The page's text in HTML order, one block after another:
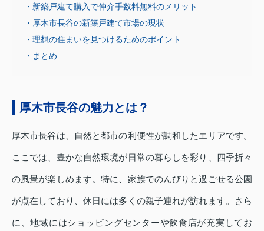
・新築戸建て購入で仲介手数料無料のメリット
・厚木市長谷の新築戸建て市場の現状
・理想の住まいを見つけるためのポイント
・まとめ
厚木市長谷の魅力とは？
厚木市長谷は、自然と都市の利便性が調和したエリアです。
ここでは、豊かな自然環境が日常の暮らしを彩り、四季折々
の風景が楽しめます。特に、家族でのんびりと過ごせる公園
が点在しており、休日には多くの親子連れが訪れます。さら
に、地域にはショッピングセンターや飲食店が充実してお